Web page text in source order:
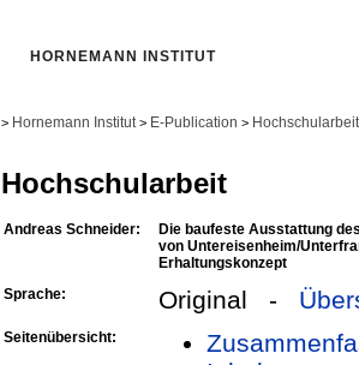
HORNEMANN INSTITUT
> Hornemann Institut > E-Publication >
Hochschularbeit
Andreas Schneider:
Die baufeste Ausstattung
von Untereisenheim/
Erhaltungskonzept
Sprache:
Original -
Seitenübersicht: